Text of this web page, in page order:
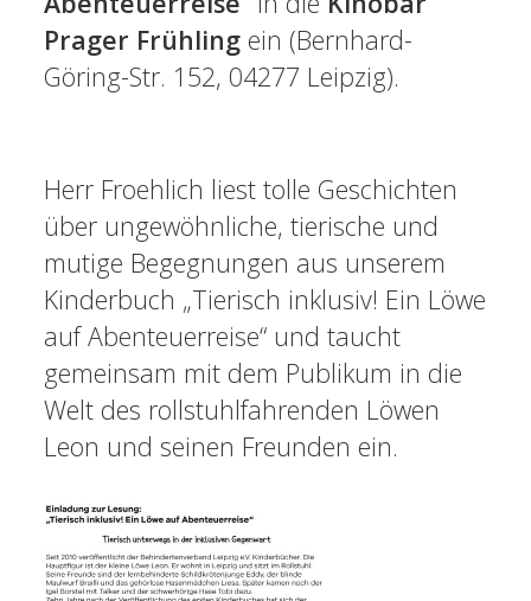
Prager Frühling ein (Bernhard-
Göring-Str. 152, 04277 Leipzig).
Herr Froehlich liest tolle Geschichten
über ungewöhnliche, tierische und
mutige Begegnungen aus unserem
Kinderbuch „Tierisch inklusiv! Ein Löwe
auf Abenteuerreise“ und taucht
gemeinsam mit dem Publikum in die
Welt des rollstuhlfahrenden Löwen
Leon und seinen Freunden ein.